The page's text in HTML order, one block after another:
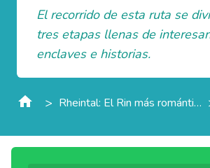
El recorrido de esta ruta se
tres etapas llenas de
enclaves e historias.
> Rheintal: El Rin más romántico